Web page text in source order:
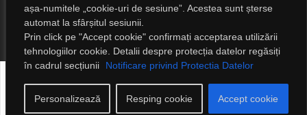
așa-numitele „cookie-uri de sesiune”. Acestea sunt șterse
automat la sfârșitul sesiunii.
Prin click pe "Accept cookie" confirmați acceptarea utilizării
tehnologiilor cookie. Detalii despre protecția datelor regăsiți
în cadrul secțiunii
Notificare privind Protectia Datelor
Personalizează Resping cookie Accept cookie
Știri Externe
© 2023 Știri Digitale. Toate drepturile rezervate!